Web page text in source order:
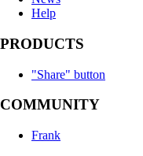
Help
PRODUCTS
"Share" button
COMMUNITY
Frank